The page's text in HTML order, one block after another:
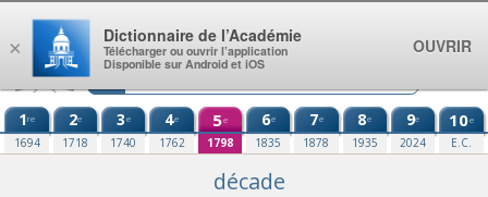
Aller au contenu
1re
1694
2e
1718
3e
1740
4e
1762
5e
1798
6e
1835
7e
1878
8e
1935
9e
2024
10e
E.C.
décade
×
Dictionnaire de l’Académie
Télécharger ou ouvrir l’application
Disponible sur Android et iOS
OUVRIR